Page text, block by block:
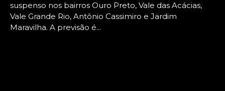
suspenso nos bairros Ouro Preto, Vale das Acácias,
Vale Grande Rio, Antônio Cassimiro e Jardim
Maravilha. A previsão é...